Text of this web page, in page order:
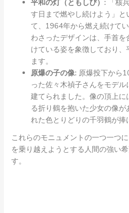
平和の灯（ともしび）: 「核
す日まで燃やし続けよう」
て、1964年から燃え続けて
わさったデザインは、手首
けている姿を象徴しており
ます。
原爆の子の像: 原爆投下から
った佐々木禎子さんをモデ
建てられました。像の頂上
る折り鶴を抱いた少女の像
れた色とりどりの千羽鶴が捧
これらのモニュメントの一つ一つ
を乗り越えようとする人間の強い
す。